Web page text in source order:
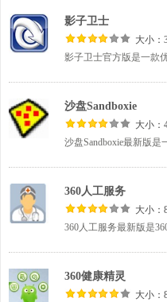
影子卫士
大小：
沙盘Sandboxie
大小：
360人工服务
大小：
360健康精灵
大小：